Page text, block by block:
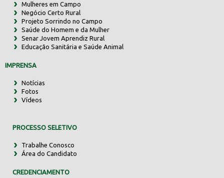
Mulheres em Campo
Negócio Certo Rural
Projeto Sorrindo no Campo
Saúde do Homem e da Mulher
Senar Jovem Aprendiz Rural
Educação Sanitária e Saúde Animal
IMPRENSA
Notícias
Fotos
Vídeos
PROCESSO SELETIVO
Trabalhe Conosco
Área do Candidato
CREDENCIAMENTO